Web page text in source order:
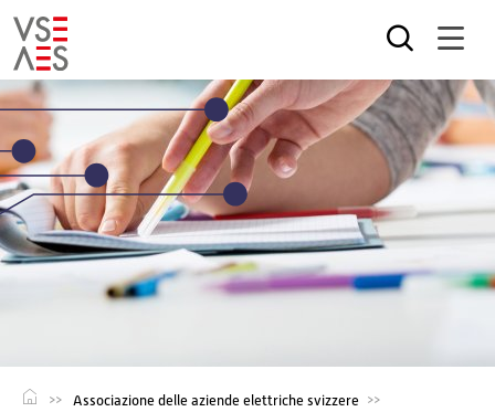
Salta
al
contenuto
principale
Associazione delle aziende elettriche svizzere